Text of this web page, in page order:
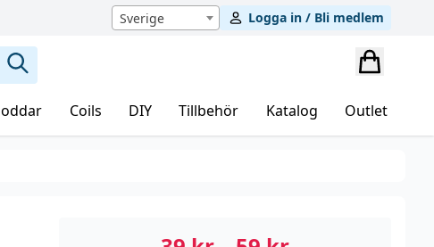
Sverige Logga in / Bli medlem
Coils DIY Tillbehör Katalog Outlet